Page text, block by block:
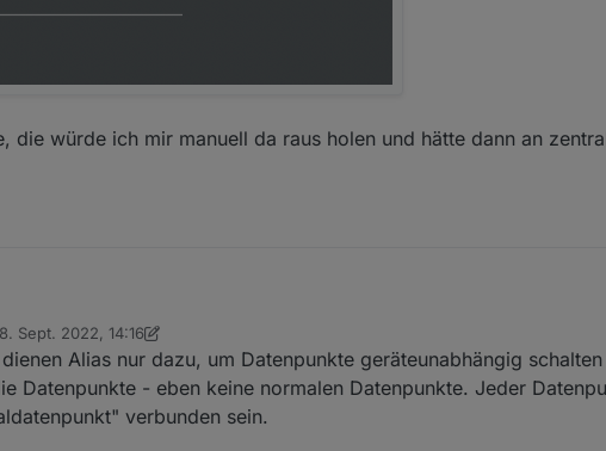
die würde ich mir manuell da raus holen und hätte dann an
nach...
alles Super
im Alias die notwenidgen DP, damit ich von dort aus alles an einem zentralen
Sept. 2022, 14:16
von mickym
Alias nur dazu, um Datenpunkte geräteunabhängig
Datenpunkte - eben keine normalen Datenpunkte. Jeder
verbunden sein.